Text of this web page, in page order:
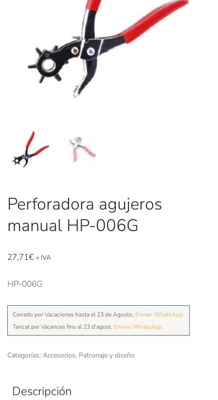
Perforadora agujeros
manual HP-006G
27,71€ + IVA
HP-006G
Cerrado por Vacaciones hasta el 23 de Agosto. Envien WhatsApp.
Tancat per Vacances fins al 23 d'agost. Envieu WhatsApp.
Categorías: Accesorios, Patronaje y diseño
Descripción